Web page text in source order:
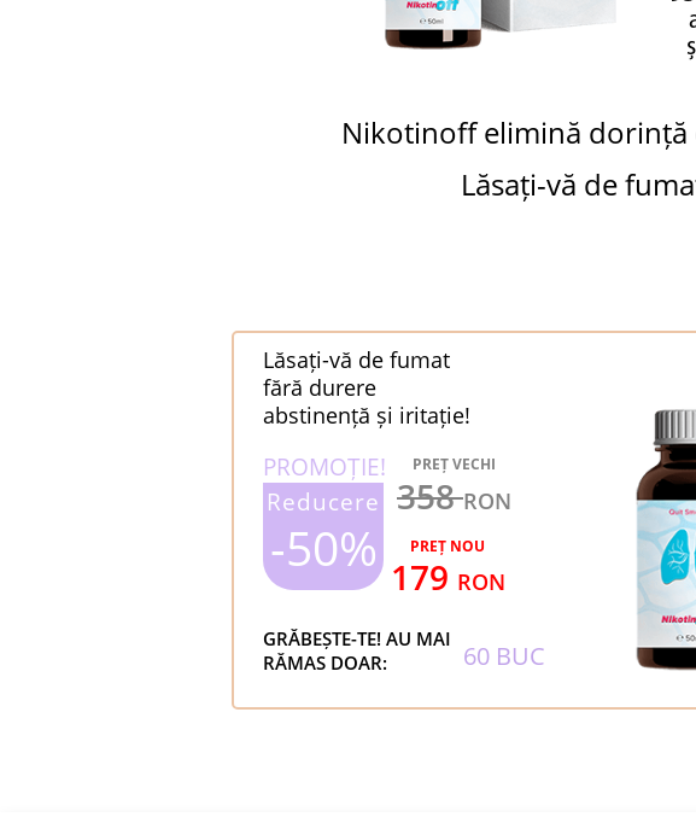
Nikotinoff elimină dorință
Lăsați-vă de
Lăsați-vă de fumat
fără durere
abstinență și iritație!
PROMOȚIE!
Reducere
-50%
PREȚ VECHI
358RON
PREȚ NOU
179 RON
GRĂBEȘTE-TE! AU MAI
RĂMAS DOAR:
60 BUC